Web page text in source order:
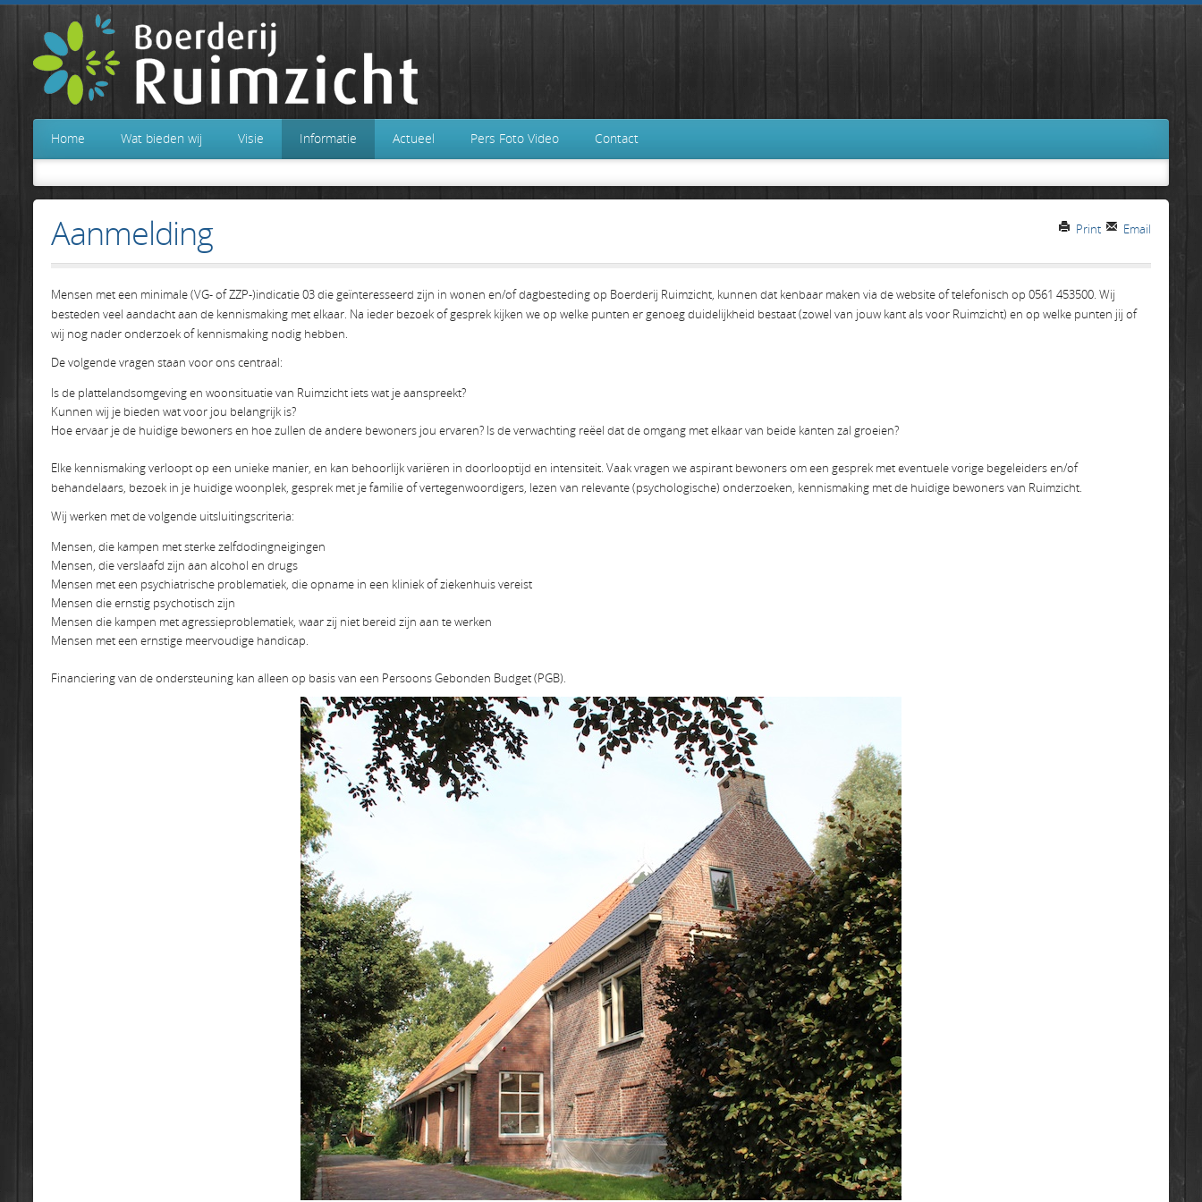
Home Wat bieden wij Visie Informatie Actueel Pers Foto Video Contact
Email
Print
Aanmelding
Mensen met een minimale (VG- of ZZP-)indicatie 03 die geïnteresseerd zijn in wonen en/of dagbesteding op Boerderij Ruimzicht, kunnen dat kenbaar maken via de website of telefonisch op 0561 453500. Wij
besteden veel aandacht aan de kennismaking met elkaar. Na ieder bezoek of gesprek kijken we op welke punten er genoeg duidelijkheid bestaat (zowel van jouw kant als voor Ruimzicht) en op welke punten jij of
wij nog nader onderzoek of kennismaking nodig hebben.
De volgende vragen staan voor ons centraal:
Is de plattelandsomgeving en woonsituatie van Ruimzicht iets wat je aanspreekt?
Kunnen wij je bieden wat voor jou belangrijk is?
Hoe ervaar je de huidige bewoners en hoe zullen de andere bewoners jou ervaren? Is de verwachting reëel dat de omgang met elkaar van beide kanten zal groeien?
Elke kennismaking verloopt op een unieke manier, en kan behoorlijk variëren in doorlooptijd en intensiteit. Vaak vragen we aspirant bewoners om een gesprek met eventuele vorige begeleiders en/of
behandelaars, bezoek in je huidige woonplek, gesprek met je familie of vertegenwoordigers, lezen van relevante (psychologische) onderzoeken, kennismaking met de huidige bewoners van Ruimzicht.
Wij werken met de volgende uitsluitingscriteria:
Mensen, die kampen met sterke zelfdodingneigingen
Mensen, die verslaafd zijn aan alcohol en drugs
Mensen met een psychiatrische problematiek, die opname in een kliniek of ziekenhuis vereist
Mensen die ernstig psychotisch zijn
Mensen die kampen met agressieproblematiek, waar zij niet bereid zijn aan te werken
Mensen met een ernstige meervoudige handicap.
Financiering van de ondersteuning kan alleen op basis van een Persoons Gebonden Budget (PGB).